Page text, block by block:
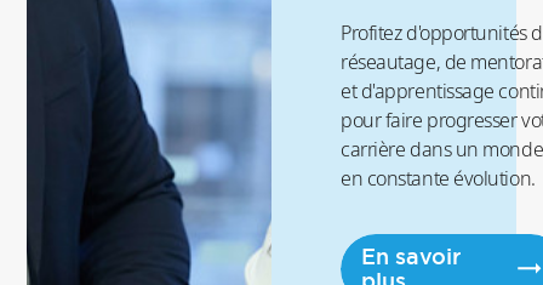
Profitez d'opportunités
réseautage, de
et d'apprentissage
pour faire progresser
carrière dans un monde
en constante évolution.
En savoir